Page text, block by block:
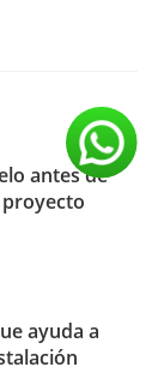
antes de
ayuda a